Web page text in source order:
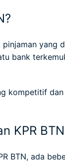
pinjaman yang
bank
kompetitif
KPR BTN
BTN, ada